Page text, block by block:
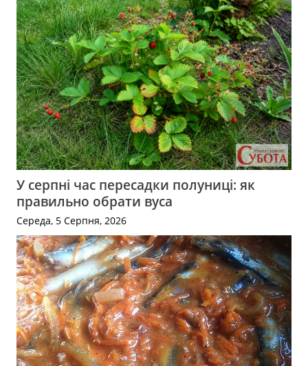
У серпні час пересадки полуниці: як
правильно обрати вуса
Середа, 5 Серпня, 2026